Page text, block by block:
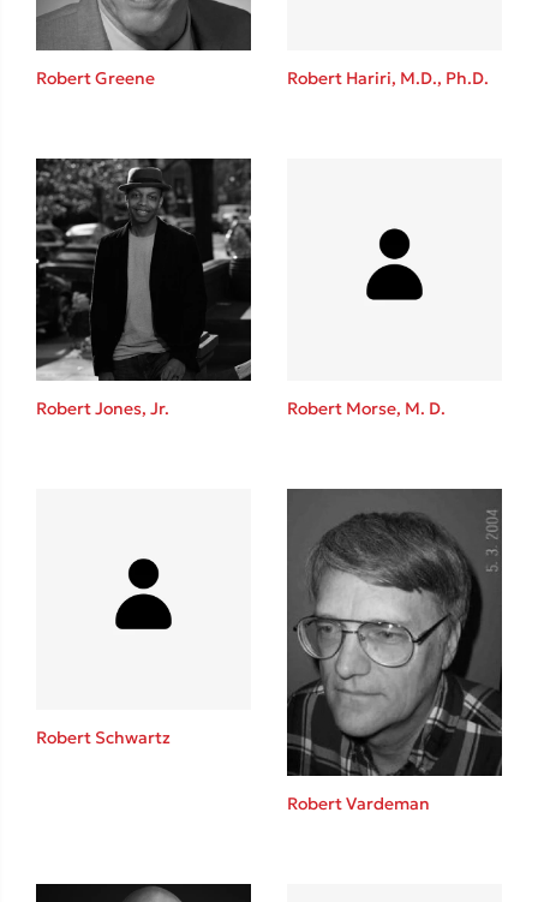
Δανάη Δεληγεώργη
Mel Robbins
Η μέθοδος Αφήστε τους
Παύλος Καστανάς
Robert Greene Robert Hariri, M.D., Ph.D.
Robert Jones, Jr. Robert Morse, M. D.
Robert Schwartz
Robert Vardeman